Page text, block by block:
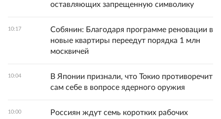
оставляющих запрещенную символику
10:17
Собянин: Благодаря программе реновации в
новые квартиры переедут порядка 1 млн
москвичей
10:04
В Японии признали, что Токио противоречит
сам себе в вопросе ядерного оружия
10:00
Россиян ждут семь коротких рабочих